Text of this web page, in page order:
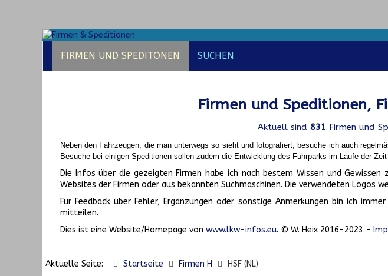
FIRMEN UND SPEDITONEN SUCHEN
Firmen und Speditionen,
Aktuell sind 831 Firmen und
Neben den Fahrzeugen, die man unterwegs so sieht und fotografiert, besuche ich auch
Besuche bei einigen Speditionen sollen zudem die Entwicklung des Fuhrparks im Laufe der
Die Infos über die gezeigten Firmen habe ich nach bestem Wissen und
Websites der Firmen oder aus bekannten Suchmaschinen. Die verwendeten Logos
Für Feedback über Fehler, Ergänzungen oder sonstige Anmerkungen bin ich
mitteilen.
Dies ist eine Website/Homepage von www.lkw-infos.eu. © W. Heix 2016-2023 -
Aktuelle Seite: Startseite Firmen H HSF (NL)